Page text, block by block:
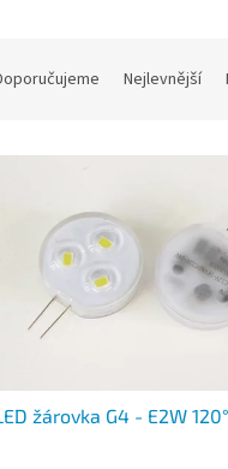
Nejlevnější
žárovka G4 - E2W